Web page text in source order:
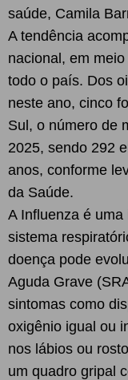
saúde, Camila
A tendência
nacional, em
todo o país. Dos
neste ano, cinco
Sul, o número de
2025, sendo 292
anos, conforme
da Saúde.
A Influenza é
sistema
doença pode
Aguda Grave
sintomas como
oxigênio igual ou
nos lábios ou
um quadro gripal